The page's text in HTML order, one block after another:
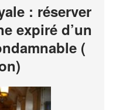
: réserver
expiré d’un
(